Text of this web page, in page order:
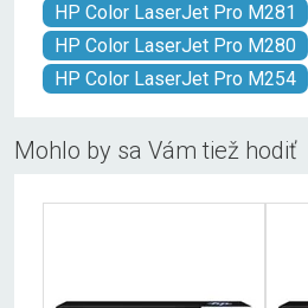
HP Color LaserJet Pro M281
HP Color LaserJet Pro M280
HP Color LaserJet Pro M254
Mohlo by sa Vám tiež hodiť